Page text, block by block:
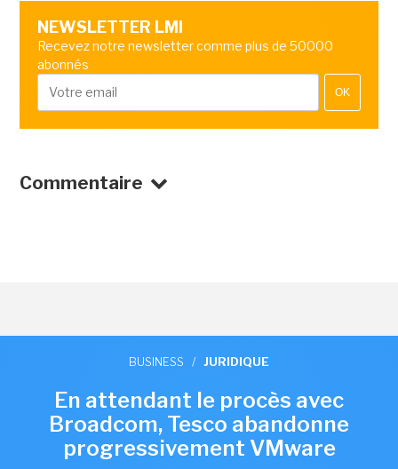
NEWSLETTER LMI
Recevez notre newsletter comme plus de 50000
abonnés
OK
Commentaire
BUSINESS / JURIDIQUE
En attendant le procès avec
Broadcom, Tesco abandonne
progressivement VMware